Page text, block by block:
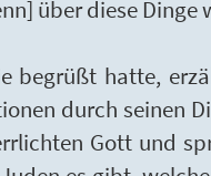
über diese Dinge
begrüßt hatte,
durch seinen
Gott und